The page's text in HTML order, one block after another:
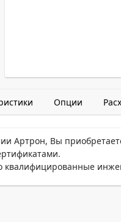
Опции
Артрон, Вы
квалифицированные